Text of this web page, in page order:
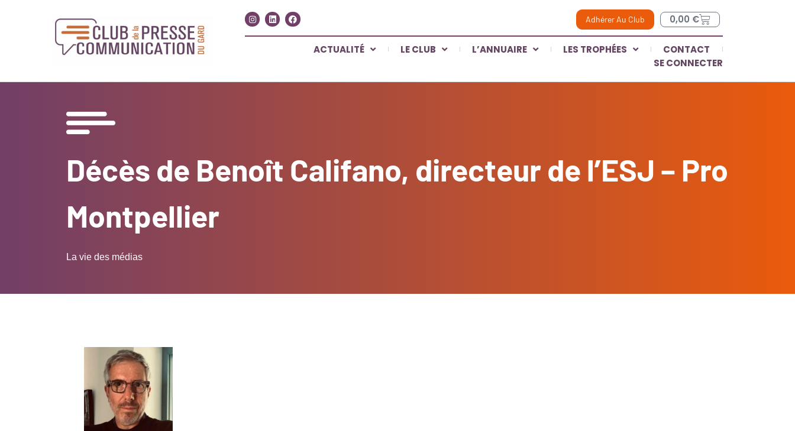
Adhérer Au Club 0,00 €
ACTUALITÉ LE CLUB L’ANNUAIRE LES TROPHÉES
CONTACT
SE CONNECTER
Décès de Benoît Califano, directeur de l’ESJ – Pro
Montpellier
La vie des médias